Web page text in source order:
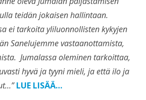
teidän jokaisen hallintaan.
ei tarkoita yliluonnollisten kykyjen
Sanelujemme vastaanottamista,
Jumalassa oleminen tarkoittaa,
hyvä ja tyyni mieli, ja että ilo ja
LUE LISÄÄ…